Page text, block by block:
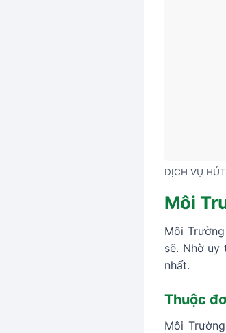
DỊCH VỤ
Môi
Môi
sẽ. Nhờ uy
nhất.
Thuộc
Môi